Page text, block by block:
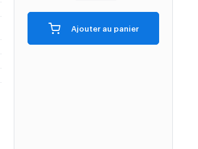
Ajouter au panier